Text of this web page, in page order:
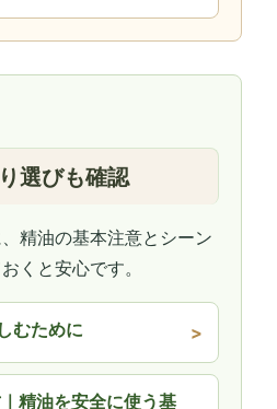
選びも確認
精油の基本注意とシーン
くと安心です。
むために
精油を安全に使う基